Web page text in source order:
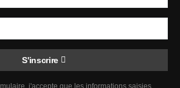
S'inscrire
j'accepte que les informations saisies